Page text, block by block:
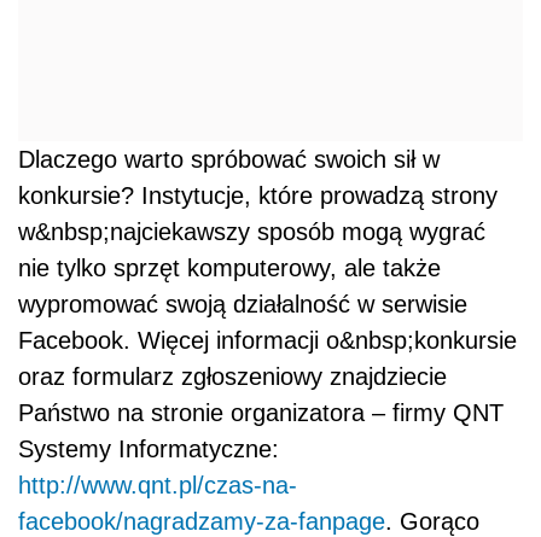
Dlaczego warto spróbować swoich sił w
konkursie? Instytucje, które prowadzą strony
w&nbsp;najciekawszy sposób mogą wygrać
nie tylko sprzęt komputerowy, ale także
wypromować swoją działalność w serwisie
Facebook. Więcej informacji o&nbsp;konkursie
oraz formularz zgłoszeniowy znajdziecie
Państwo na stronie organizatora – firmy QNT
Systemy Informatyczne:
http://www.qnt.pl/czas-na-
facebook/nagradzamy-za-fanpage. Gorąco